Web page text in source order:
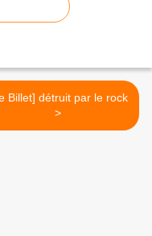
Billet] détruit par le rock
>